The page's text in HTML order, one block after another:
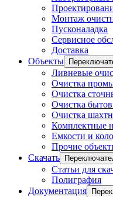
Монтаж
Пусконаладка
Сервисное
Доставка
Объекты
Ливневые
Очистка
Очистка
Очистка
Очистка
Комплектные
Емкости и
Прочие
Скачать
Статьи для
Полиграфия
Документация